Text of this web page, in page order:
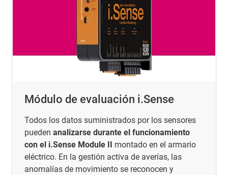
Módulo de evaluación i.Sense
Todos los datos suministrados por los sensores
pueden analizarse durante el funcionamiento
con el i.Sense Module II montado en el armario
eléctrico. En la gestión activa de averías, las
anomalías de movimiento se reconocen y